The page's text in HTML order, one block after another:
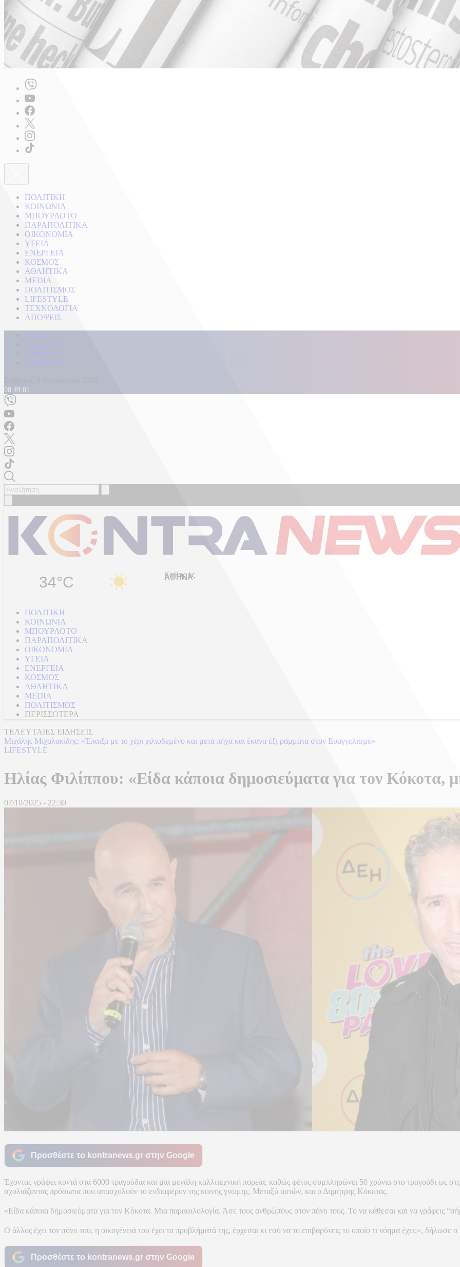
ΠΟΛΙΤΙΚΗ
ΚΟΙΝΩΝΙΑ
ΜΠΟΥΡΛΟΤΟ
ΠΑΡΑΠΟΛΙΤΙΚΑ
ΟΙΚΟΝΟΜΙΑ
ΥΓΕΙΑ
ΕΝΕΡΓΕΙΑ
ΚΟΣΜΟΣ
ΑΘΛΗΤΙΚΑ
MEDIA
ΠΟΛΙΤΙΣΜΟΣ
LIFESTYLE
ΤΕΧΝΟΛΟΓΙΑ
ΑΠΟΨΕΙΣ
Αρχική
Kontra Live
Καταγγελίες
Επικοινωνία
08:49:03
34°C Καθαρός
ΠΟΛΙΤΙΚΗ
ΚΟΙΝΩΝΙΑ
ΜΠΟΥΡΛΟΤΟ
ΠΑΡΑΠΟΛΙΤΙΚΑ
ΟΙΚΟΝΟΜΙΑ
ΥΓΕΙΑ
ΕΝΕΡΓΕΙΑ
ΚΟΣΜΟΣ
ΑΘΛΗΤΙΚΑ
MEDIA
ΠΟΛΙΤΙΣΜΟΣ
ΠΕΡΙΣΣΟΤΕΡΑ
ΤΕΛΕΥΤΑΙΕΣ ΕΙΔΗΣΕΙΣ
Μιχάλης Μιχαλακίδης: «Έπαιξα με το χέρι χιλιοδεμένο και μετά πήγα και έκανα έξι ράμματα στον Ευαγγελισμό»
LIFESTYLE
Ηλίας Φιλίππου: «Είδα κάποια δημοσιεύματα για τον Κόκοτα,
07/10/2025 - 22:30
Προσθέστε το kontranews.gr στην Google
Έχοντας γράψει κοντά στα 6000 τραγούδια και μία μεγάλη καλλιτεχνική πορεία, καθώς φέτος συμπληρώνει 50 χρόνια στο τραγούδι ως
σχολιάζοντας πρόσωπα που απασχολούν το ενδιαφέρον της κοινής γνώμης. Μεταξύ αυτών, και ο Δημήτρης Κόκοτας.
«Είδα κάποια δημοσιεύματα για τον Κόκοτα. Μια παραφιλολογία. Άσε τους ανθρώπους στον πόνο τους. Το να κάθεσαι και να γράφεις
Ο άλλος έχει τον πόνο του, η οικογένειά του έχει τα προβλήματά της, έρχεσαι κι εσύ να το επιβαρύνεις το οποίο τι νόημα έχει;», δήλωσε
Προσθέστε το kontranews.gr στην Google